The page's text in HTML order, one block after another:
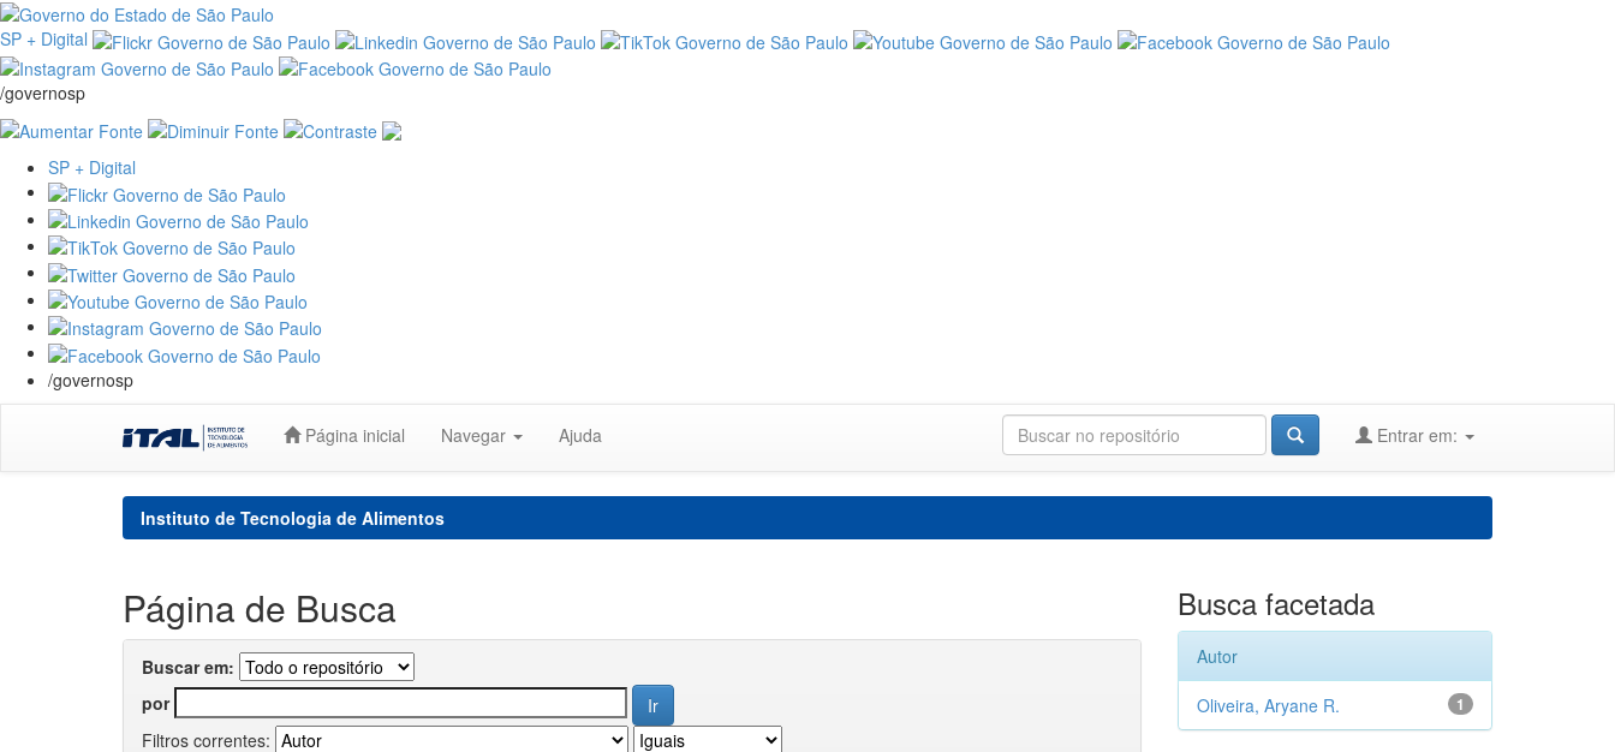
SP + Digital
/governosp
SP + Digital
/governosp
Página inicial Navegar Ajuda Entrar em:
Instituto de Tecnologia de Alimentos
Página de Busca
Buscar em:
por
Filtros correntes:
Busca facetada
Autor
1
Oliveira, Aryane R.